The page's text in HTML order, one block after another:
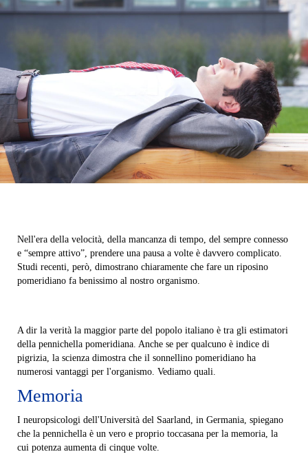
Nell'era della velocità, della mancanza di tempo, del sempre connesso
e “sempre attivo”, prendere una pausa a volte è davvero complicato.
Studi recenti, però, dimostrano chiaramente che fare un riposino
pomeridiano fa benissimo al nostro organismo.
A dir la verità la maggior parte del popolo italiano è tra gli estimatori
della pennichella pomeridiana. Anche se per qualcuno è indice di
pigrizia, la scienza dimostra che il sonnellino pomeridiano ha
numerosi vantaggi per l'organismo. Vediamo quali.
Memoria
I neuropsicologi dell'Università del Saarland, in Germania, spiegano
che la pennichella è un vero e proprio toccasana per la memoria, la
cui potenza aumenta di cinque volte.